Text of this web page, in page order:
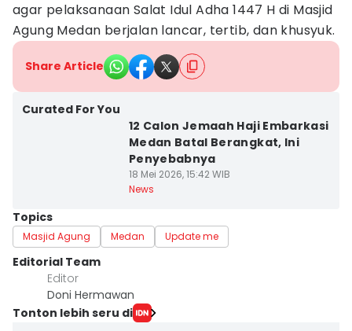
agar pelaksanaan Salat Idul Adha 1447 H di Masjid
Agung Medan berjalan lancar, tertib, dan khusyuk.
Share Article
Curated For You
12 Calon Jemaah Haji Embarkasi
Medan Batal Berangkat, Ini
Penyebabnya
18 Mei 2026, 15:42 WIB
News
Topics
Masjid Agung Medan Update me
Editorial Team
Editor
Doni Hermawan
Tonton lebih seru di